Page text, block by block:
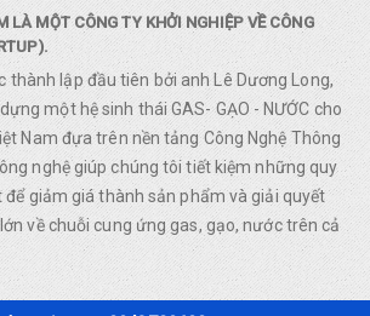
LÀ MỘT CÔNG TY KHỞI NGHIỆP VỀ CÔNG
thành lập đầu tiên bởi anh Lê Dương Long,
một hệ sinh thái GAS- GẠO - NƯỚC cho
Nam đựa trên nền tảng Công Nghệ Thông
nghệ giúp chúng tôi tiết kiệm những quy
giảm giá thành sản phẩm và giải quyết
về chuỗi cung ứng gas, gạo, nước trên cả